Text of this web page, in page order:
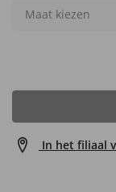
Maat kiezen
In het filiaal